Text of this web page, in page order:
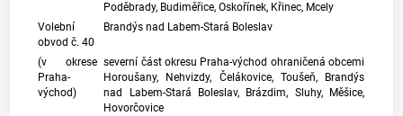
Poděbrady, Budiměřice, Oskořínek, Křinec, Mcely
Volební
obvod č. 40
Brandýs nad Labem-Stará Boleslav
(v okrese
Praha-
východ)
severní část okresu Praha-východ ohraničená obcemi
Horoušany, Nehvizdy, Čelákovice, Toušeň, Brandýs
nad Labem-Stará Boleslav, Brázdim, Sluhy, Měšice,
Hovorčovice